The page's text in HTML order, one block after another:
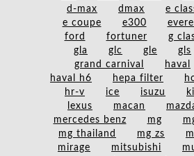
d-max
dmax
e
e coupe
e300
ford
fortuner
g
gla
glc gle
gls
grand carnival
haval
haval h6
hepa filter
hr-v
ice isuzu
lexus
macan
mercedes benz
mg
mg thailand
mg zs
mirage
mitsubishi